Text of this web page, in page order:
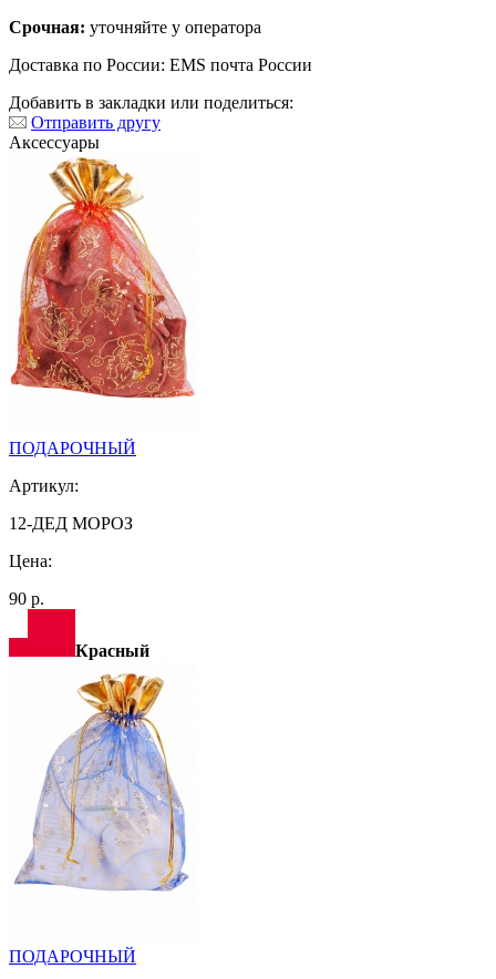
Срочная: уточняйте у оператора
Доставка по России: EMS почта России
Добавить в закладки или поделиться:
Отправить другу
Аксессуары
ПОДАРОЧНЫЙ
Артикул:
12-ДЕД МОРОЗ
Цена:
90 р.
Красный
ПОДАРОЧНЫЙ